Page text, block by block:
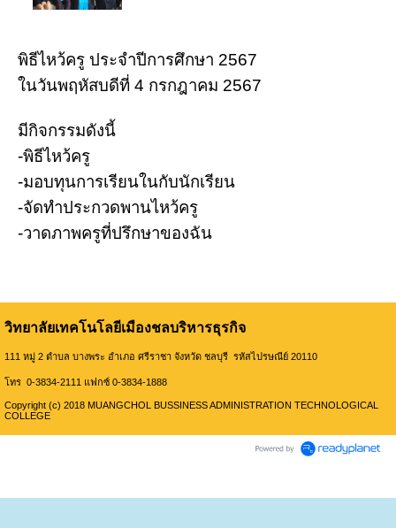
พิธีไหว้ครู ประจำปีการศึกษา 2567
ในวันพฤหัสบดีที่ 4 กรกฎาคม 2567
มีกิจกรรมดังนี้
-พิธีไหว้ครู
-มอบทุนการเรียนในกับนักเรียน
-จัดทำประกวดพานไหว้ครู
-วาดภาพครูที่ปรึกษาของฉัน
วิทยาลัยเทคโนโลยีเมืองชลบริหารธุรกิจ
111 หมู่ 2 ตำบล บางพระ อำเภอ ศรีราชา จังหวัด ชลบุรี รหัสไปรษณีย์ 20110
โทร 0-3834-2111 แฟกซ์ 0-3834-1888
Copyright (c) 2018 MUANGCHOL BUSSINESS ADMINISTRATION TECHNOLOGICAL
COLLEGE